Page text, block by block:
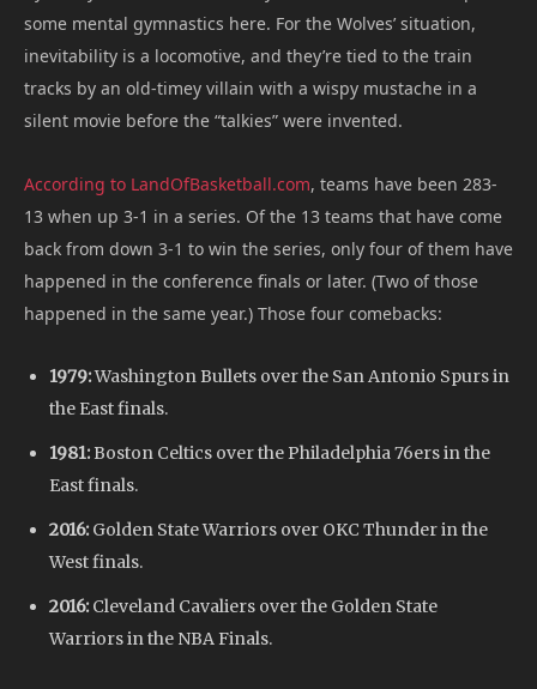
some mental gymnastics here. For the Wolves’ situation,
inevitability is a locomotive, and they’re tied to the train
tracks by an old-timey villain with a wispy mustache in a
silent movie before the “talkies” were invented.
According to LandOfBasketball.com, teams have been 283-
13 when up 3-1 in a series. Of the 13 teams that have come
back from down 3-1 to win the series, only four of them have
happened in the conference finals or later. (Two of those
happened in the same year.) Those four comebacks:
1979:Washington Bullets over the San Antonio Spurs in
the East finals.
1981: Boston Celtics over the Philadelphia 76ers in the
East finals.
2016: Golden State Warriors over OKC Thunder in the
West finals.
2016: Cleveland Cavaliers over the Golden State
Warriors in the NBA Finals.